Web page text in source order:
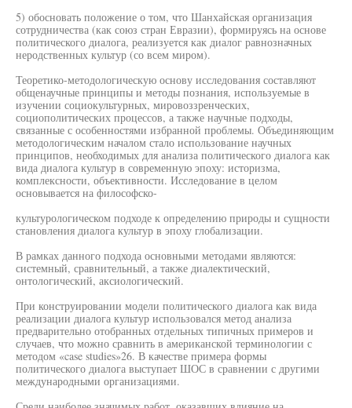
5) обосновать положение о том, что Шанхайская организация
сотрудничества (как союз стран Евразии), формируясь на основе
политического диалога, реализуется как диалог равнозначных
неродственных культур (со всем миром).
Теоретико-методологическую основу исследования составляют
общенаучные принципы и методы познания, используемые в
изучении социокультурных, мировоззренческих,
социополитических процессов, а также научные подходы,
связанные с особенностями избранной проблемы. Объединяющим
методологическим началом стало использование научных
принципов, необходимых для анализа политического диалога как
вида диалога культур в современную эпоху: историзма,
комплексности, объективности. Исследование в целом
основывается на философско-
культурологическом подходе к определению природы и сущности
становления диалога культур в эпоху глобализации.
В рамках данного подхода основными методами являются:
системный, сравнительный, а также диалектический,
онтологический, аксиологический.
При конструировании модели политического диалога как вида
реализации диалога культур использовался метод анализа
предварительно отобранных отдельных типичных примеров и
случаев, что можно сравнить в американской терминологии с
методом «case studies»26. В качестве примера формы
политического диалога выступает ШОС в сравнении с другими
международными организациями.